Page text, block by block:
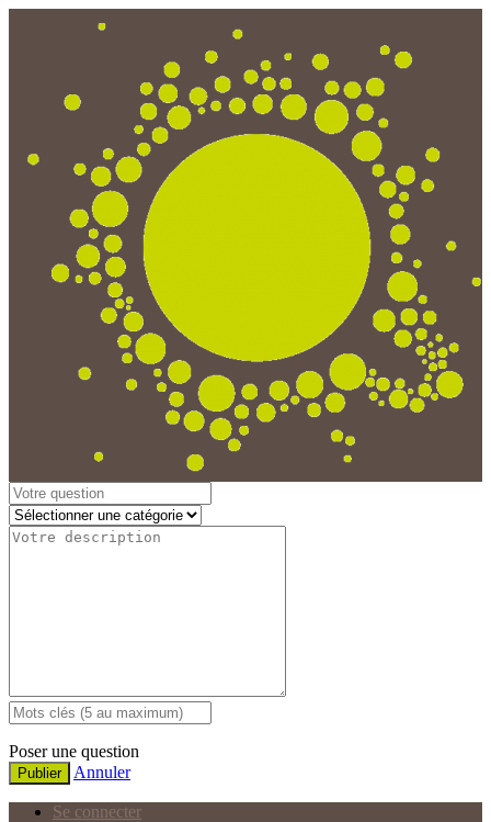
Poser une question
Publier Annuler
Se connecter